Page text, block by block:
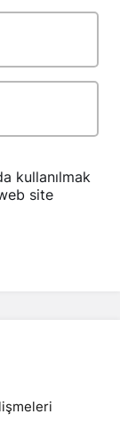
kullanılmak
site